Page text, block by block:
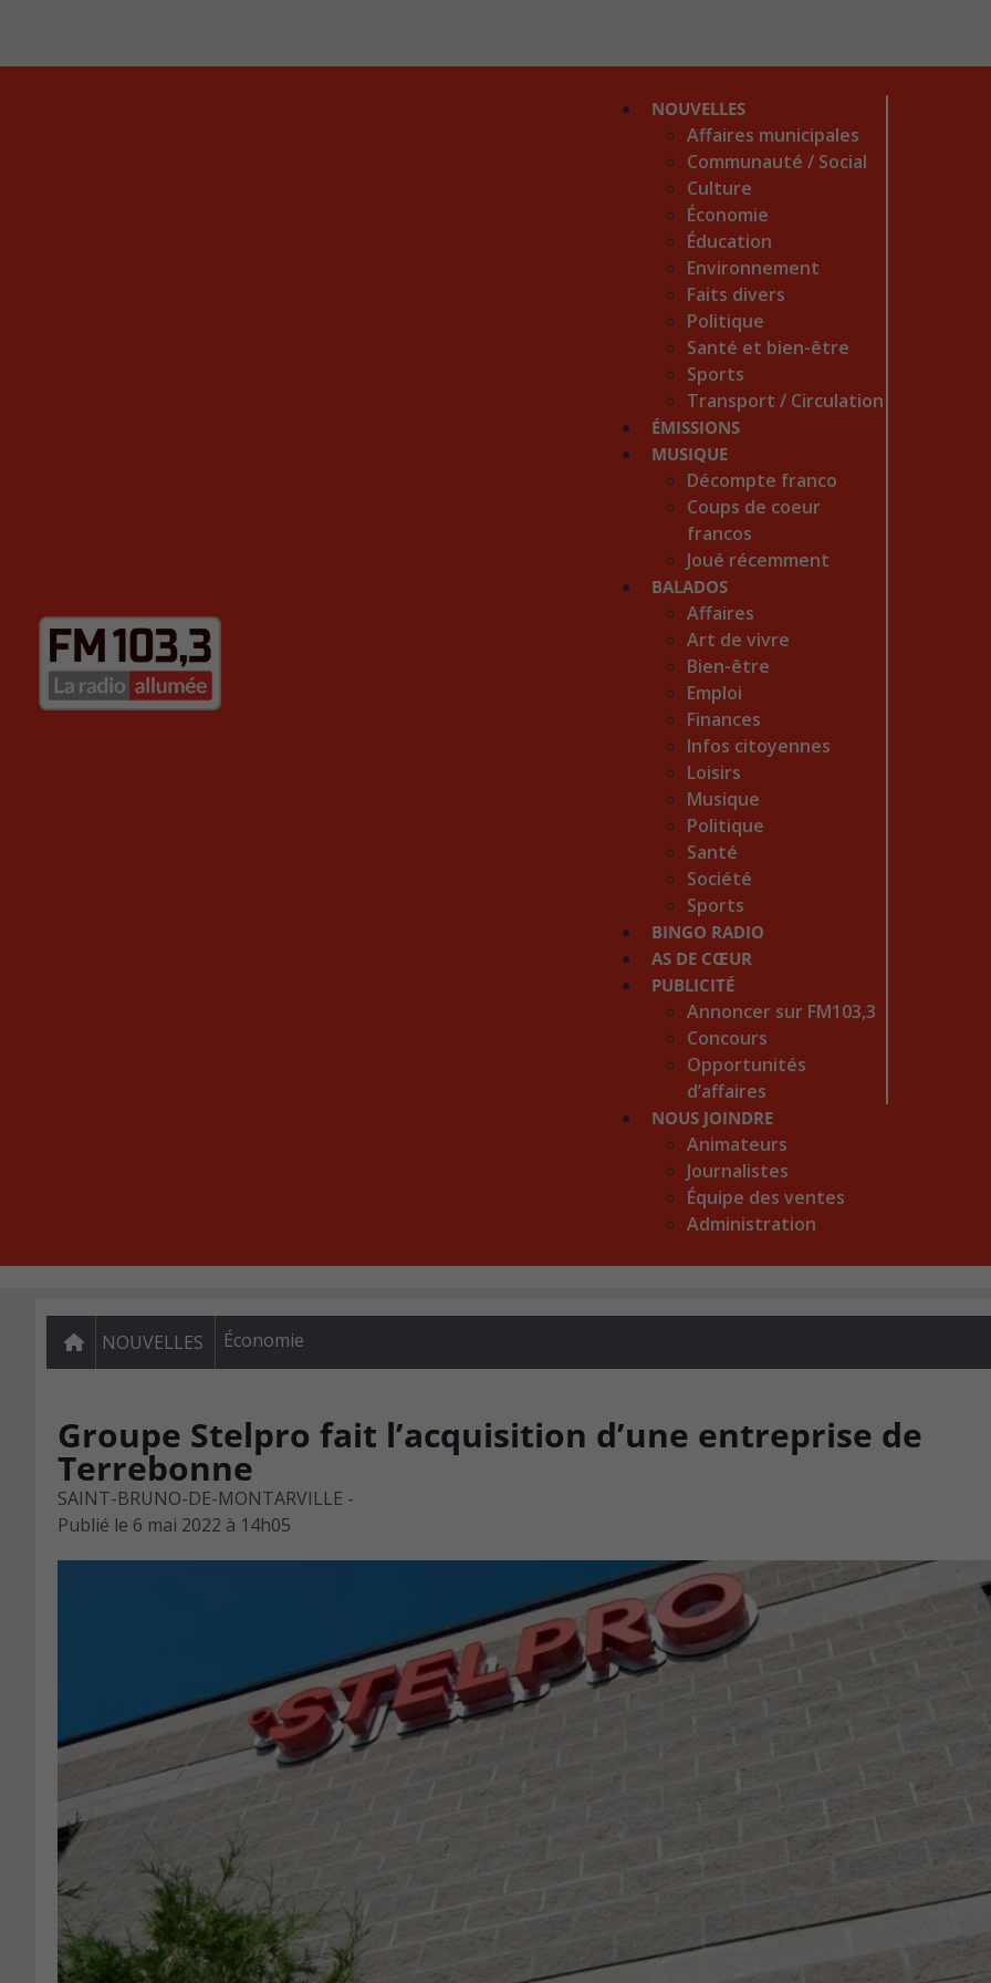
NOUVELLES
Affaires municipales
Communauté / Social
Culture
Économie
Éducation
Environnement
Faits divers
Politique
Santé et bien-être
Sports
Transport / Circulation
ÉMISSIONS
MUSIQUE
Décompte franco
Coups de coeur
francos
Joué récemment
BALADOS
Affaires
Art de vivre
Bien-être
Emploi
Finances
Infos citoyennes
Loisirs
Musique
Politique
Santé
Société
Sports
BINGO RADIO
AS DE CŒUR
PUBLICITÉ
Annoncer sur FM103,3
Concours
Opportunités
d’affaires
NOUS JOINDRE
Animateurs
Journalistes
Équipe des ventes
Administration
NOUVELLES Économie
Groupe Stelpro fait l’acquisition d’une entreprise de
Terrebonne
SAINT-BRUNO-DE-MONTARVILLE -
Publié le 6 mai 2022 à 14h05